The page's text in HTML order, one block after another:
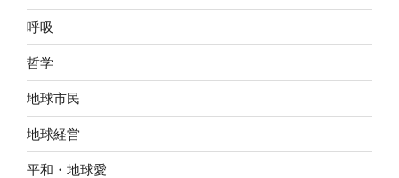
呼吸
哲学
地球市民
地球経営
平和・地球愛